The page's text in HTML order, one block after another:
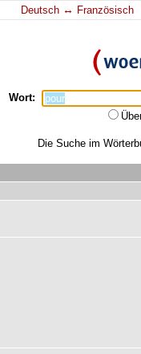
Deutsch ↔ Französisch
Wort:
Die Suche im